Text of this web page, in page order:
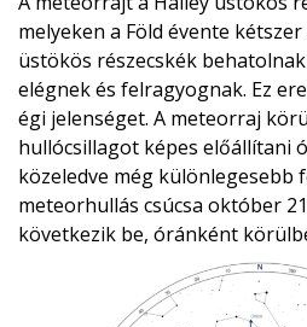
melyeken a Föld évente kétszer
üstökös részecskék
elégnek és felragyognak. Ez
égi jelenséget. A meteorraj
hullócsillagot képes előállítani
közeledve még különlegesebb
meteorhullás csúcsa október
következik be, óránként